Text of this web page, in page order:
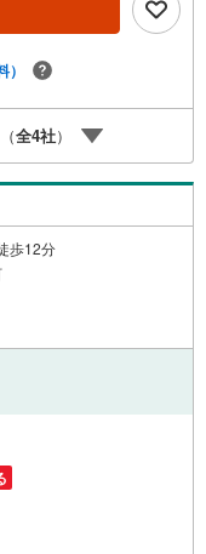
展開中。阪神間での購
前にございますが、お
す。 地域密着の当店で
円台の中古マンション
。Yahoo！不動産に掲
。お気軽にお問合せく
）
全4社）
歩12分